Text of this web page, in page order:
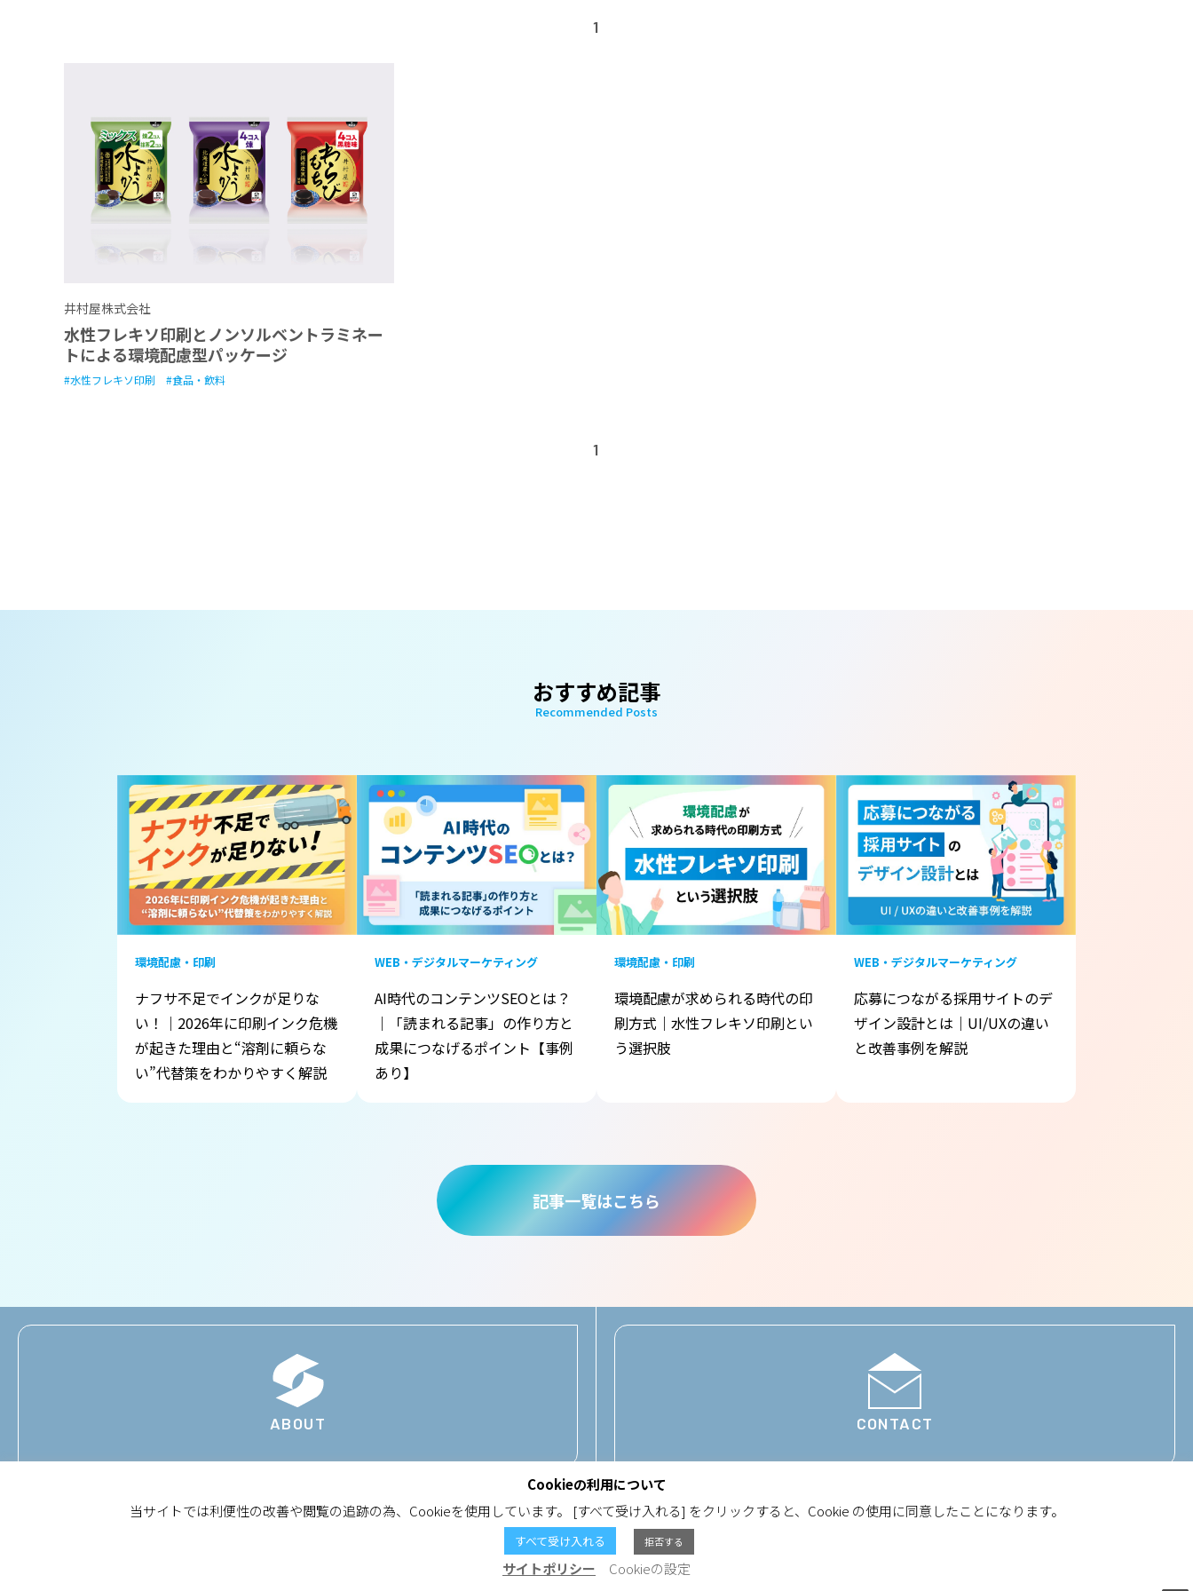
1
井村屋株式会社
水性フレキソ印刷とノンソルベントラミネー
トによる環境配慮型パッケージ
水性フレキソ印刷 食品・飲料
1
おすすめ記事
Recommended Posts
環境配慮・印刷
ナフサ不足でインクが足りな
い！｜2026年に印刷インク危機
が起きた理由と“溶剤に頼らな
い”代替策をわかりやすく解説
WEB・デジタルマーケティング
AI時代のコンテンツSEOとは？
｜「読まれる記事」の作り方と
成果につなげるポイント【事例
あり】
環境配慮・印刷
環境配慮が求められる時代の印
刷方式｜水性フレキソ印刷とい
う選択肢
WEB・デジタルマーケティング
応募につながる採用サイトのデ
ザイン設計とは｜UI/UXの違い
と改善事例を解説
記事一覧はこちら
ABOUT CONTACT
SOLUTION ENVIRONMENT SERVICE NEWS COLUMN MATERIAL NETWORK
Cookieの利用について
当サイトでは利便性の改善や閲覧の追跡の為、Cookieを使用しています。 [すべて受け入れる] をクリックすると、Cookie の使用に同意したことになります。
すべて受け入れる 拒否する
サイトポリシー Cookieの設定